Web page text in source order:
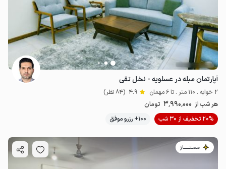
آپارتمان مبله در عسلویه - نخل تقی
2 خوابه . 110 متر . تا 6 مهمان 4.9 (84 نظر)
هر شب از 3٬990٬000 تومان
20% تخفیف از 30 شب
100+ رزرو موفق
مـمـتــــــاز